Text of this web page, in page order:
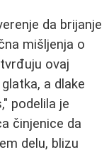
da brijanje
mišljenja o
ovaj
a dlake
podelila je
činjenice da
delu, blizu